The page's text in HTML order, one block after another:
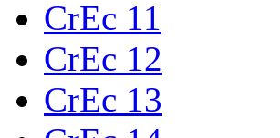
CrEc 11
CrEc 12
CrEc 13